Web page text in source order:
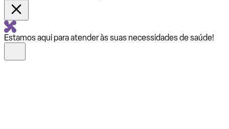
Estamos aqui para atender às suas necessidades de saúde!